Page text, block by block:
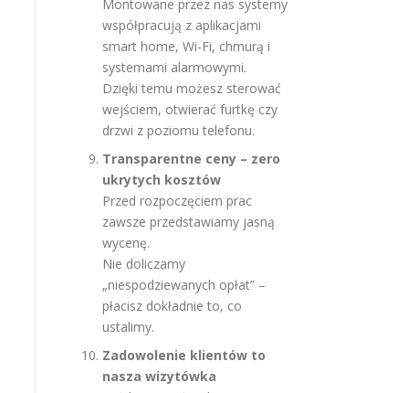
Montowane przez nas systemy
współpracują z aplikacjami
smart home, Wi-Fi, chmurą i
systemami alarmowymi.
Dzięki temu możesz sterować
wejściem, otwierać furtkę czy
drzwi z poziomu telefonu.
Transparentne ceny – zero
ukrytych kosztów
Przed rozpoczęciem prac
zawsze przedstawiamy jasną
wycenę.
Nie doliczamy
„niespodziewanych opłat” –
płacisz dokładnie to, co
ustalimy.
Zadowolenie klientów to
nasza wizytówka